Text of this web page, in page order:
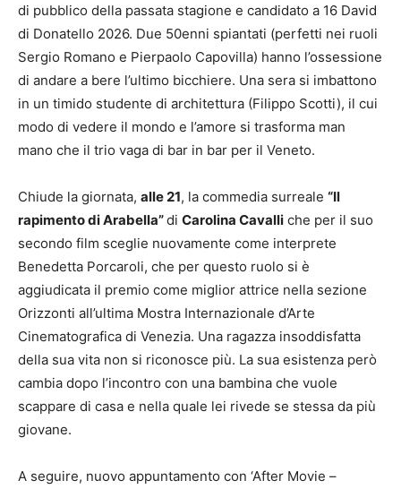
di pubblico della passata stagione e candidato a 16 David
di Donatello 2026. Due 50enni spiantati (perfetti nei ruoli
Sergio Romano e Pierpaolo Capovilla) hanno l’ossessione
di andare a bere l’ultimo bicchiere. Una sera si imbattono
in un timido studente di architettura (Filippo Scotti), il cui
modo di vedere il mondo e l’amore si trasforma man
mano che il trio vaga di bar in bar per il Veneto.
Chiude la giornata, alle 21, la commedia surreale “Il
rapimento di Arabella”di Carolina Cavalli che per il suo
secondo film sceglie nuovamente come interprete
Benedetta Porcaroli, che per questo ruolo si è
aggiudicata il premio come miglior attrice nella sezione
Orizzonti all’ultima Mostra Internazionale d’Arte
Cinematografica di Venezia. Una ragazza insoddisfatta
della sua vita non si riconosce più. La sua esistenza però
cambia dopo l’incontro con una bambina che vuole
scappare di casa e nella quale lei rivede se stessa da più
giovane.
A seguire, nuovo appuntamento con ‘After Movie –